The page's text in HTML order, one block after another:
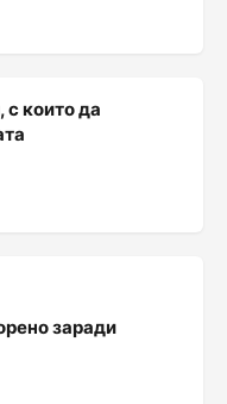
които да
заради